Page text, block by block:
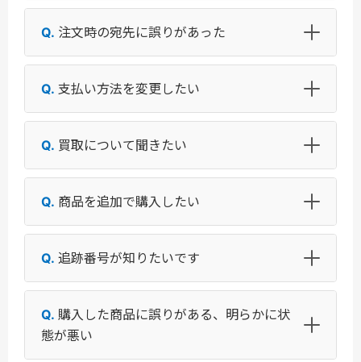
注文時の宛先に誤りがあった
支払い方法を変更したい
買取について聞きたい
商品を追加で購入したい
追跡番号が知りたいです
購入した商品に誤りがある、明らかに状
態が悪い